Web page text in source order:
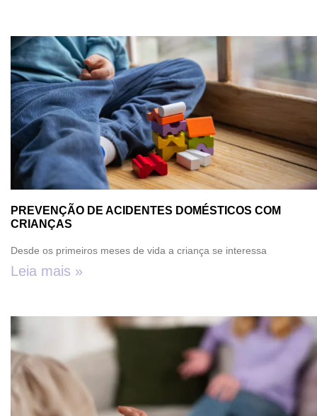
PREVENÇÃO DE ACIDENTES DOMÉSTICOS COM
CRIANÇAS
Desde os primeiros meses de vida a criança se interessa
Leia mais »